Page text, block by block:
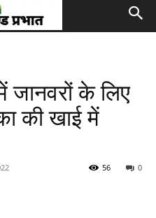
जानवरों के लिए
की खाई में
0
56